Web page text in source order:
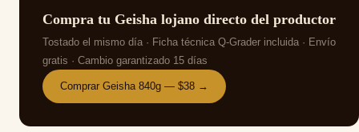
Compra tu Geisha lojano directo del productor
Tostado el mismo día · Ficha técnica Q-Grader incluida · Envío
gratis · Cambio garantizado 15 días
Comprar Geisha 840g — $38 →